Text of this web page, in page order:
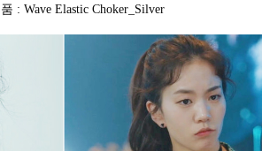
: Wave Elastic Choker_Silver